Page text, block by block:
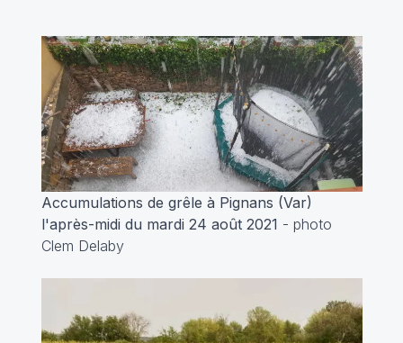
Accumulations de grêle à Pignans (Var)
l'après-midi du mardi 24 août 2021 - photo
Clem Delaby